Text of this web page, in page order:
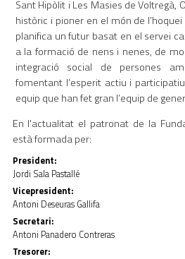
Sant Hipòlit i Les Masies de Voltregà,
històric i pioner en el món de
planifica un futur basat en el servei
a la formació de nens i nenes, de
integració social de persones
fomentant l’esperit actiu i
equip que han fet gran l’equip de
En l'actualitat el patronat de la
està formada per:
President:
Jordi Sala Pastallé
Vicepresident:
Antoni Deseuras Gallifa
Secretari:
Antoni Panadero Contreras
Tresorer: